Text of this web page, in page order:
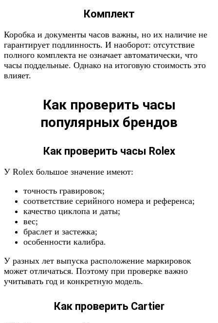
Комплект
Коробка и документы часов важны, но их наличие не
гарантирует подлинность. И наоборот: отсутствие
полного комплекта не означает автоматически, что
часы поддельные. Однако на итоговую стоимость это
влияет.
Как проверить часы
популярных брендов
Как проверить часы Rolex
У Rolex большое значение имеют:
точность гравировок;
соответствие серийного номера и референса;
качество циклопа и даты;
вес;
браслет и застежка;
особенности калибра.
У разных лет выпуска расположение маркировок
может отличаться. Поэтому при проверке важно
учитывать год и конкретную модель.
Как проверить Cartier